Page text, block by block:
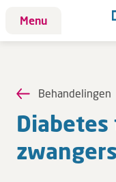
Menu
Patiënt
Afdelingen
Afspraak maken
Behandelingen